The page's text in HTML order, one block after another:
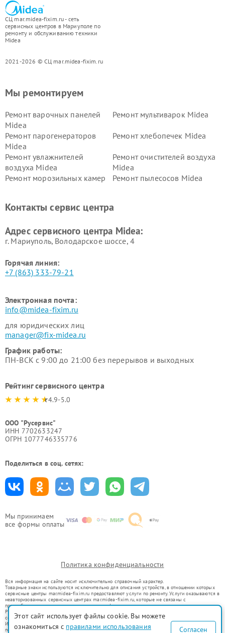
СЦ mar.midea-fixim.ru - сеть
сервисных центров в Мариуполе по
ремонту и обслуживанию техники
Midea
2021-2026 © СЦ mar.midea-fixim.ru
Мы принимаем
все формы оплаты
Мы ремонтируем
Ремонт варочных панелей
Midea
Ремонт мультиварок Midea
Ремонт парогенераторов
Midea
Ремонт хлебопечек Midea
Ремонт увлажнителей
воздуха Midea
Ремонт очистителей воздуха
Midea
Ремонт морозильных камер
Ремонт пылесосов Midea
пылесосов Midea
Midea
Контакты сервис центра
Адрес сервисного центра Midea:
г. Мариуполь, Володарское шоссе, 4
Горячая линия:
+7 (863) 333-79-21
Электронная почта:
info@midea-fixim.ru
для юридических лиц
manager@fix-midea.ru
График работы:
ПН-ВСК с 9:00 до 21:00 без перерывов и выходных
Рейтинг сервисного центра
4.9-5.0
ООО "Русервис"
ИНН 7702633247
ОГРН 1077746335776
Поделиться в соц. сетях:
Политика конфиденциальности
Вся информация на сайте носит исключительно справочный характер.
Товарные знаки используются исключительно для описания устройств, в отношении которых
сервисные центры mar.midea-fixim.ru предоставляют услуги по ремонту. Услуги оказываются в
неавторизованных сервисных центрах mar.midea-fixim.ru, которые не связаны с
правообладателями товарных знаков или их официальными представителями.
Ремонт осуществляется для устройств, уже введенных в гражданский оборот в соответствии
со статьей 1487 ГК РФ.
Использование товарных знаков не преследует цели индивидуализации услуг или введения
потребителей в заблуждение, а служит для информирования о предоставляемых услугах по
Этот сайт использует файлы cookie. Вы можете
ознакомиться с правилами использования
Согласен